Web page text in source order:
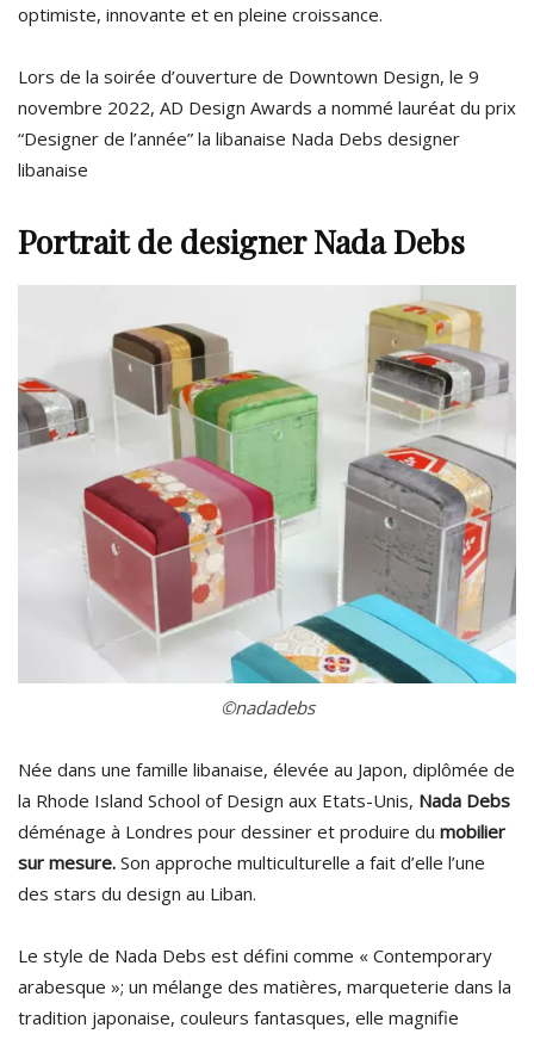
optimiste, innovante et en pleine croissance.
Lors de la soirée d’ouverture de Downtown Design, le 9
novembre 2022, AD Design Awards a nommé lauréat du prix
“Designer de l’année” la libanaise Nada Debs designer
libanaise
Portrait de designer Nada Debs
©nadadebs
Née dans une famille libanaise, élevée au Japon, diplômée de
la Rhode Island School of Design aux Etats-Unis, Nada Debs
déménage à Londres pour dessiner et produire du mobilier
sur mesure. Son approche multiculturelle a fait d’elle l’une
des stars du design au Liban.
Le style de Nada Debs est défini comme « Contemporary
arabesque »; un mélange des matières, marqueterie dans la
tradition japonaise, couleurs fantasques, elle magnifie